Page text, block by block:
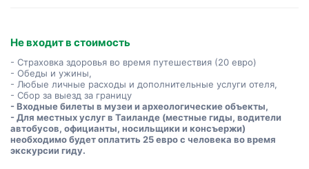
Не входит в стоимость
- Страховка здоровья во время путешествия (20 евро)
- Обеды и ужины,
- Любые личные расходы и дополнительные услуги отеля,
- Сбор за выезд за границу
- Входные билеты в музеи и археологические объекты,
- Для местных услуг в Таиланде (местные гиды, водители
автобусов, официанты, носильщики и консъержи)
необходимо будет оплатить 25 евро с человека во время
экскурсии гиду.